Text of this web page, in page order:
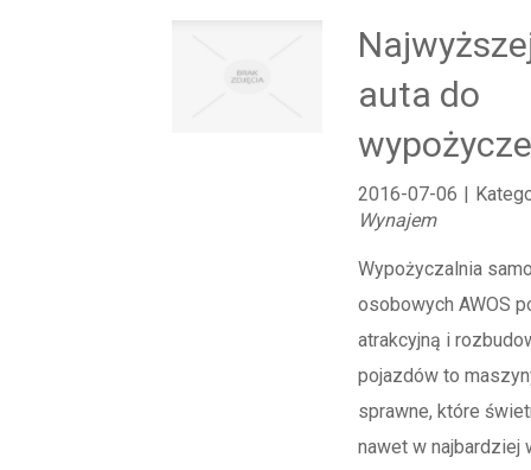
auta do
2016-07-06 |
Wynajem
Wypożyczalnia
osobowych AWOS
atrakcyjną i
pojazdów to
sprawne, które
nawet w najbardziej